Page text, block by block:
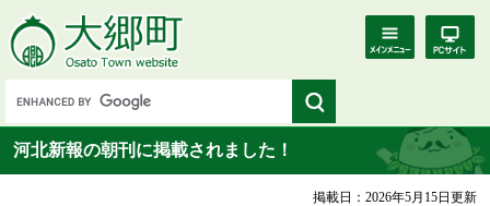
河北新報の朝刊に掲載されました！
掲載日：2026年5月15日更新